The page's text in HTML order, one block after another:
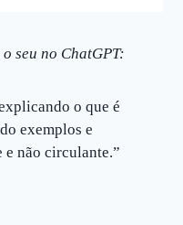
seu no ChatGPT:
o que é
exemplos e
não circulante.”